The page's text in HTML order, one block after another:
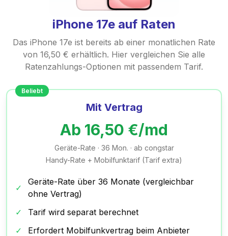
iPhone 17e auf Raten
Das iPhone 17e ist bereits ab einer monatlichen Rate
von 16,50 € erhältlich. Hier vergleichen Sie alle
Ratenzahlungs-Optionen mit passendem Tarif.
Beliebt
Mit Vertrag
Ab 16,50 €/md
Geräte-Rate · 36 Mon. · ab congstar
Handy-Rate + Mobilfunktarif (Tarif extra)
✓
Geräte-Rate über 36 Monate (vergleichbar
ohne Vertrag)
✓
Tarif wird separat berechnet
✓
Erfordert Mobilfunkvertrag beim Anbieter